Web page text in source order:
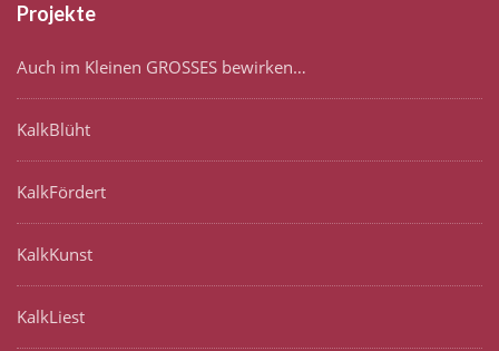
Projekte
Auch im Kleinen GROSSES bewirken…
KalkBlüht
KalkFördert
KalkKunst
KalkLiest